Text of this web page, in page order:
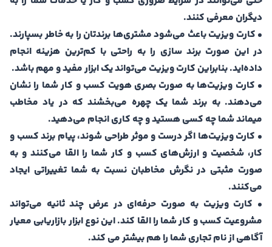
دیگران معرفی کنند.
• کارت ویزیت باعث می‌شود مشتری‌ها برندتان را به خاطر بسپارند.
در این صورت برند سازی را به راحتی با کم‌ترین هزینه انجام
داده‌اید. بنابراین کارت ویزیت می‌تواند یک ابزار مفید و مهم باشد.
• کارت ویزیت‌ها به صورت بصری هویت کسب و کار شما را نشان
می‌دهند. به برند شما یک چهره می‌بخشند که در یاد مخاطب
میماند شما چه کسی هستید و چه کاری انجام می‌دهید.
• کارت ویزیت‌ها اگر درست و موثر طراحی شوند، پیام برند کسب و
کار، شخصیت و ارزش‌های کسب و کار شما را القا می‌کنند و به
صورت مثبتی در نگرش مخاطبان نسبت به شما تغییراتی ایجاد
می‌کنند.
• کارت ویزیت به صورت حرفه‌ای در عرض چند ثانیه می‌تواند
مشروعیت کسب و کار شما را القا کند. این نوع ابزار بازاریابی معیار
آگاهی از نام تجاری شما را هم بیشتر می کند.